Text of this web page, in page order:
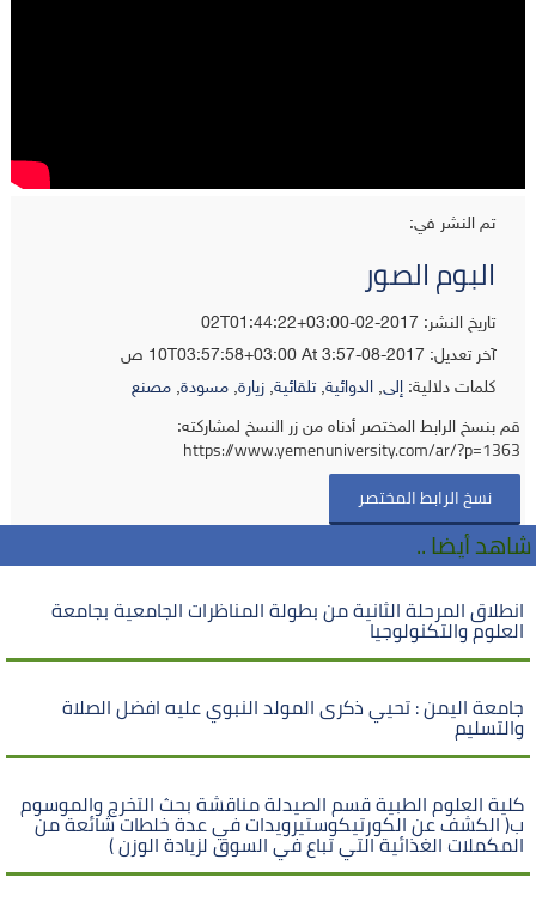
تم النشر في:
البوم الصور
تاريخ النشر: 2017-02-02T01:44:22+03:00
آخر تعديل:2017-08-10T03:57:58+03:00
At 3:57 ص
كلمات دلالية:إلى,الدوائية,تلقائية,زيارة,مسودة,مصنع
قم بنسخ الرابط المختصر أدناه من زر النسخ لمشاركته:
https://www.yemenuniversity.com/ar/?p=1363
نسخ الرابط المختصر
شاهد أيضا ..
انطلاق المرحلة الثانية من بطولة المناظرات الجامعية بجامعة
العلوم والتكنولوجيا
جامعة اليمن : تحيي ذكرى المولد النبوي عليه افضل الصلاة
والتسليم
كلية العلوم الطبية قسم الصيدلة مناقشة بحث التخرج والموسوم
ب( الكشف عن الكورتيكوستيرويدات في عدة خلطات شائعة من
المكملات الغذائية التي تباع في السوق لزيادة الوزن )